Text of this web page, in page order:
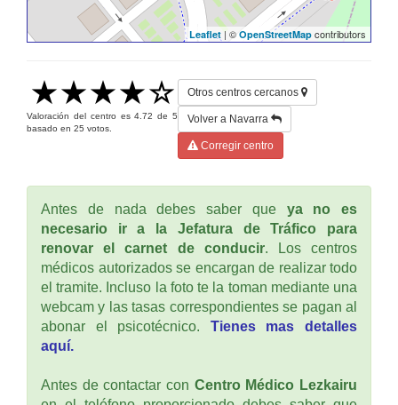
Leaflet | © OpenStreetMap contributors
Valoración del centro es4.72 de5
basado en 25 votos.
Otros centros cercanos
Volver a Navarra
Corregir centro
Antes de nada debes saber que ya no es
necesario ir a la Jefatura de Tráfico para
renovar el carnet de conducir. Los centros
médicos autorizados se encargan de realizar todo
el tramite. Incluso la foto te la toman mediante una
webcam y las tasas correspondientes se pagan al
abonar el psicotécnico. Tienes mas detalles
aquí.
Antes de contactar con Centro Médico Lezkairu